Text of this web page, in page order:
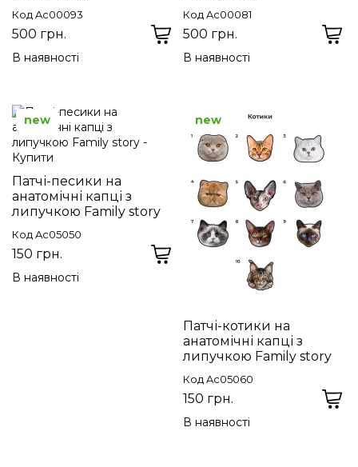
Код Ac00093
500 грн.
В наявності
Код Ac00081
500 грн.
В наявності
Патчі-песики на
анатомічні капці з
липучкою Family story
Код Ac05050
150 грн.
В наявності
new
Патчі-котики на
анатомічні капці з
липучкою Family story
Код Ac05060
150 грн.
В наявності
new